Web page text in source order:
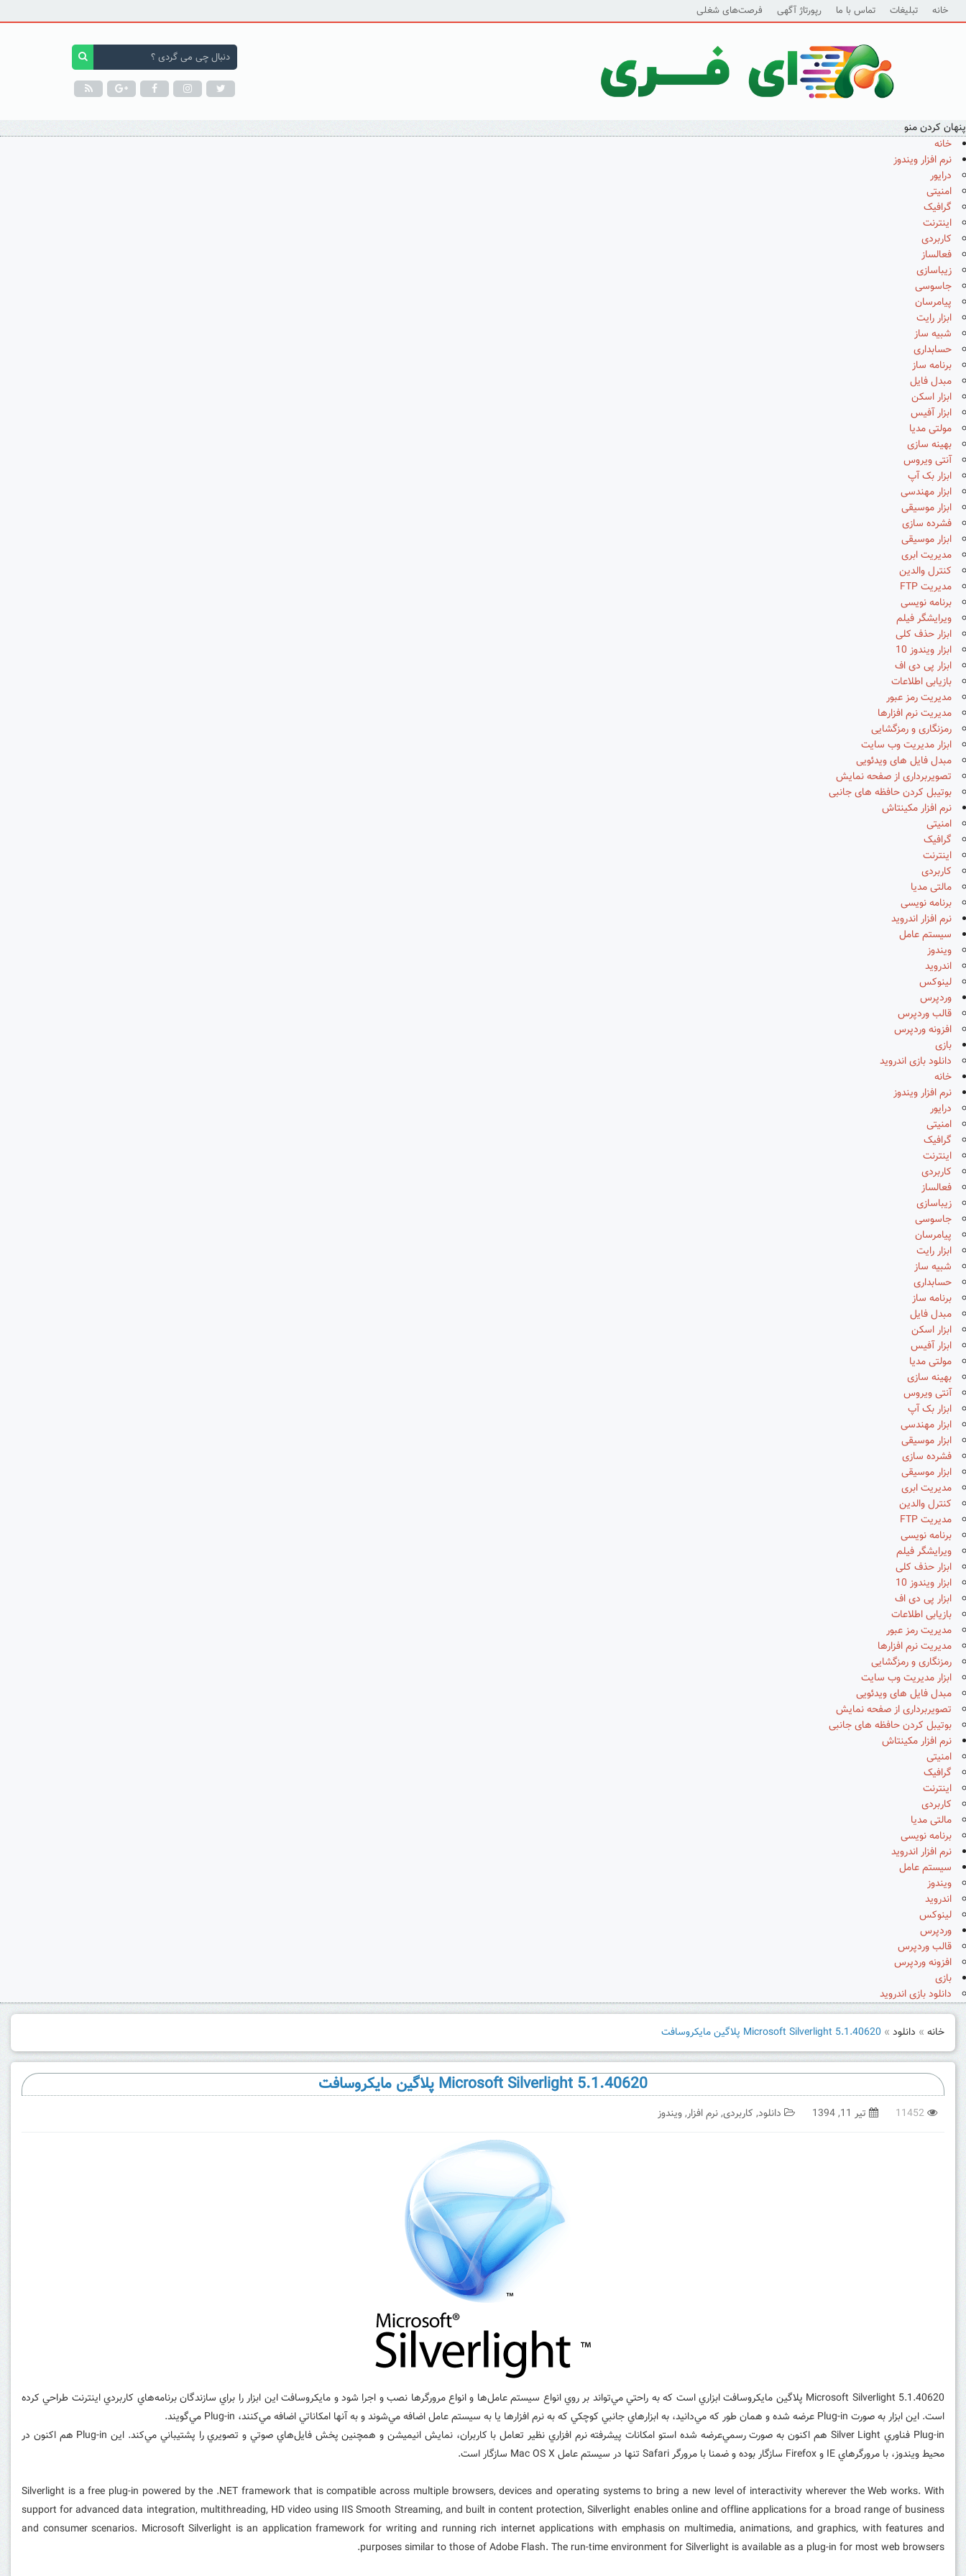
خانه تبلیغات تماس با ما رپورتاژ آگهی فرصت‌های شغلی
پنهان کردن منو
خانه
نرم افزار ویندوز
درایور
امنیتی
گرافیک
اینترنت
کاربردی
فعالساز
زیباسازی
جاسوسی
پیامرسان
ابزار رایت
شبیه ساز
حسابداری
برنامه ساز
مبدل فایل
ابزار اسکن
ابزار آفیس
مولتی مدیا
بهینه سازی
آنتی ویروس
ابزار بک آپ
ابزار مهندسی
ابزار موسیقی
فشرده سازی
ابزار موسیقی
مدیریت ابری
کنترل والدین
مدیریت FTP
برنامه نویسی
ویرایشگر فیلم
ابزار حذف کلی
ابزار ویندوز 10
ابزار پی دی اف
بازیابی اطلاعات
مدیریت رمز عبور
مدیریت نرم افزارها
رمزنگاری و رمزگشایی
ابزار مدیریت وب سایت
مبدل فایل های ویدئویی
تصویربرداری از صفحه نمایش
بوتیبل کردن حافظه های جانبی
نرم افزار مکینتاش
امنیتی
گرافیک
اینترنت
کاربردی
مالتی مدیا
برنامه نویسی
نرم افزار اندروید
سیستم عامل
ویندوز
اندروید
لینوکس
وردپرس
قالب وردپرس
افزونه وردپرس
بازی
دانلود بازی اندروید
خانه
نرم افزار ویندوز
درایور
امنیتی
گرافیک
اینترنت
کاربردی
فعالساز
زیباسازی
جاسوسی
پیامرسان
ابزار رایت
شبیه ساز
حسابداری
برنامه ساز
مبدل فایل
ابزار اسکن
ابزار آفیس
مولتی مدیا
بهینه سازی
آنتی ویروس
ابزار بک آپ
ابزار مهندسی
ابزار موسیقی
فشرده سازی
ابزار موسیقی
مدیریت ابری
کنترل والدین
مدیریت FTP
برنامه نویسی
ویرایشگر فیلم
ابزار حذف کلی
ابزار ویندوز 10
ابزار پی دی اف
بازیابی اطلاعات
مدیریت رمز عبور
مدیریت نرم افزارها
رمزنگاری و رمزگشایی
ابزار مدیریت وب سایت
مبدل فایل های ویدئویی
تصویربرداری از صفحه نمایش
بوتیبل کردن حافظه های جانبی
نرم افزار مکینتاش
امنیتی
گرافیک
اینترنت
کاربردی
مالتی مدیا
برنامه نویسی
نرم افزار اندروید
سیستم عامل
ویندوز
اندروید
لینوکس
وردپرس
قالب وردپرس
افزونه وردپرس
بازی
دانلود بازی اندروید
خانه » دانلود » Microsoft Silverlight 5.1.40620 پلاگین مایکروسافت
Microsoft Silverlight 5.1.40620 پلاگین مایکروسافت
11452 تیر 11, 1394 دانلود, کاربردی,نرم افزار,ویندوز
Microsoft Silverlight 5.1.40620 پلاگین مایکروسافت ابزاري است که به راحتي مي‌تواند بر روي انواع سيستم عامل‌ها و انواع مرورگرها نصب و اجرا شود و مايکروسافت اين ابزار را براي سازندگان برنامه‌هاي کاربردي اينترنت طراحي کرده
است. اين ابزار به صورت Plug-in عرضه شده و همان طور که مي‌دانيد، به ابزارهاي جانبي کوچکي که به نرم افزارها يا به سيستم عامل اضافه مي‌شوند و به آنها امکاناتي اضافه مي‌کنند، Plug-in مي‌گويند.
Plug-in فناوري Silver Light هم اکنون به صورت رسمي‌عرضه شده استو امکانات پيشرفته نرم افزاري نظير تعامل با کاربران، نمايش انيميشن و همچنين پخش فايل‌هاي صوتي و تصويري را پشتيباني مي‌کند. اين Plug-in هم اکنون در
محيط ويندوز، با مرورگرهاي IE و Firefox سازگار بوده و ضمنا با مرورگر Safari تنها در سيستم عامل Mac OS X سازگار است.
Silverlight is a free plug-in powered by the .NET framework that is compatible across multiple browsers, devices and operating systems to bring a new level of interactivity wherever the Web works. With
support for advanced data integration, multithreading, HD video using IIS Smooth Streaming, and built in content protection, Silverlight enables online and offline applications for a broad range of business
and consumer scenarios. Microsoft Silverlight is an application framework for writing and running rich internet applications with emphasis on multimedia, animations, and graphics, with features and
purposes similar to those of Adobe Flash. The run-time environment for Silverlight is available as a plug-in for most web browsers.